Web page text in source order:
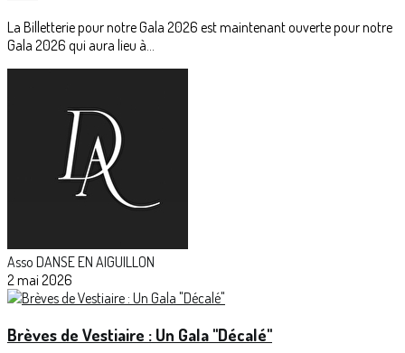
La Billetterie pour notre Gala 2026 est maintenant ouverte pour notre
Gala 2026 qui aura lieu à...
Asso DANSE EN AIGUILLON
2 mai 2026
Brèves de Vestiaire : Un Gala "Décalé"